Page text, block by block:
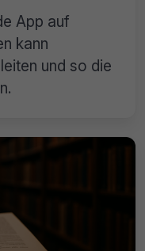
App auf
kann
und so die